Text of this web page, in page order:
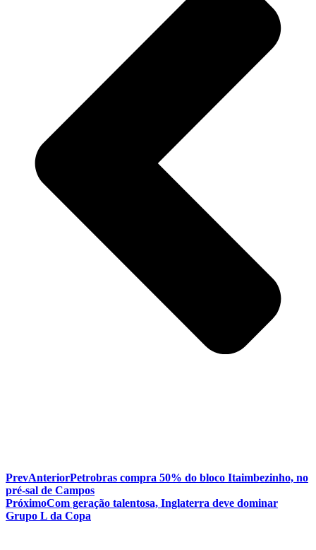
PrevAnteriorPetrobras compra 50% do bloco Itaimbezinho, no
pré-sal de Campos
PróximoCom geração talentosa, Inglaterra deve dominar
Grupo L da Copa